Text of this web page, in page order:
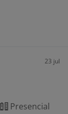
23 jul
Presencial